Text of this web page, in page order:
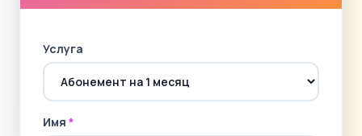
Услуга
Имя *